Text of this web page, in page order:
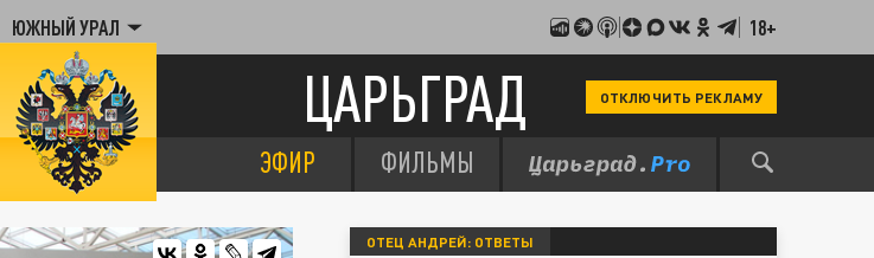
ЮЖНЫЙ УРАЛ 18+
ЦАРЬГРАД ОТКЛЮЧИТЬ РЕКЛАМУ
ЭФИР ФИЛЬМЫ
ОТЕЦ АНДРЕЙ: ОТВЕТЫ